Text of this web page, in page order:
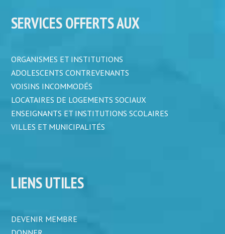
SERVICES OFFERTS AUX
ORGANISMES ET INSTITUTIONS
ADOLESCENTS CONTREVENANTS
VOISINS INCOMMODÉS
LOCATAIRES DE LOGEMENTS SOCIAUX
ENSEIGNANTS ET INSTITUTIONS SCOLAIRES
VILLES ET MUNICIPALITÉS
LIENS UTILES
DEVENIR MEMBRE